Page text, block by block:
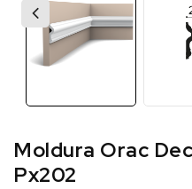
Moldura Orac
Px202